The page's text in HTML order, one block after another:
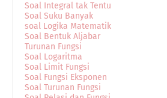
Soal Integral tak Tentu
Soal Suku Banyak
soal Logika Matematik
Soal Bentuk Aljabar
Turunan Fungsi
Soal Logaritma
Soal Limit Fungsi
Soal Fungsi Eksponen
Soal Turunan Fungsi